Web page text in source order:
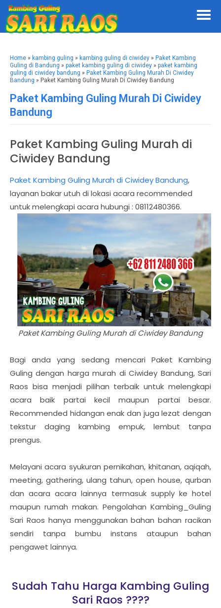
Home » kambing guling » kambing guling di ciwidey » Paket Kambing
Guling di Bandung » paket kambing guling di ciwidey » paket kambing
guling di ciwidey bandung » Paket Kambing Guling Murah Di Ciwidey
Bandung » Paket Kambing Guling Murah Di Ciwidey Bandung
Paket Kambing Guling Murah Di Ciwidey
Bandung
Paket Kambing Guling Murah di
Ciwidey Bandung
Paket Kambing Guling Murah di Ciwidey Bandung,
layanan bakar utuh di lokasi acara recommended
untuk melengkapi acara hubungi : 08112480366.
Paket Kambing Guling Murah di Ciwidey Bandung
Bagi anda yang sedang mencari Paket Kambing
Guling dengan harga murah di Ciwidey Bandung, Sari
Raos bisa menjadi pilihan terbaik untuk melengkapi
acara baik partai kecil maupun partai besar.
Recommended hidangan enak dan juga lezat dengan
tekstur daging kambing empuk, lembut tanpa
prengus.
Melayani acara syukuran pernikahan, khitanan, aqiqah,
meeting, gathering, ulang tahun, open house, qurban
dan acara acara lainnya termasuk supply ke hotel
maupun rumah makan. Pengolahan Kambing_Guling
Sari Raos hanya menggunakan bahan bahan racikan
sendiri tanpa bumbu instans ataupun bahan
pengawet lainnya.
Sudah Tahu Harga Kambing Guling
Sari Raos ????